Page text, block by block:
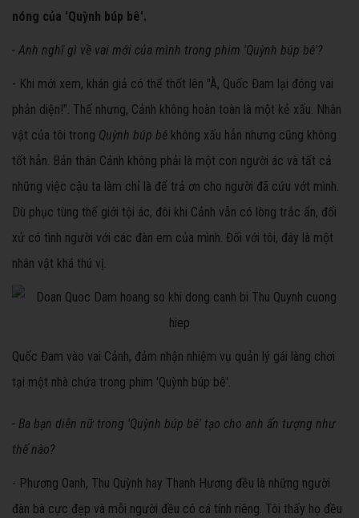
nóng của 'Quỳnh búp bê'.
- Anh nghĩ gì về vai mới của mình trong phim 'Quỳnh búp bê'?
- Khi mới xem, khán giả có thể thốt lên "À, Quốc Đam lại đóng vai
phản diện!". Thế nhưng, Cảnh không hoàn toàn là một kẻ xấu. Nhân
vật của tôi trong Quỳnh búp bê không xấu hẳn nhưng cũng không
tốt hẳn. Bản thân Cảnh không phải là một con người ác và tất cả
những việc cậu ta làm chỉ là để trả ơn cho người đã cứu vớt mình.
Dù phục tùng thế giới tội ác, đôi khi Cảnh vẫn có lòng trắc ẩn, đối
xử có tình người với các đàn em của mình. Đối với tôi, đây là một
nhân vật khá thú vị.
Quốc Đam vào vai Cảnh, đảm nhận nhiệm vụ quản lý gái làng chơi
tại một nhà chứa trong phim 'Quỳnh búp bê'.
- Ba bạn diễn nữ trong 'Quỳnh búp bê' tạo cho anh ấn tượng như
thế nào?
- Phương Oanh, Thu Quỳnh hay Thanh Hương đều là những người
đàn bà cực đẹp và mỗi người đều có cá tính riêng. Tôi thấy họ đều